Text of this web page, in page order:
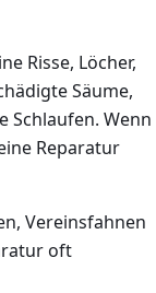
Risse, Löcher,
Säume,
Schlaufen. Wenn
Reparatur
Vereinsfahnen
oft